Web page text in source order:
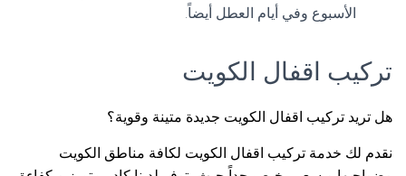
الأسبوع وفي أيام العطل أيضاً.
تركيب اقفال الكويت
هل تريد تركيب اقفال الكويت جديدة متينة وقوية؟
نقدم لك خدمة تركيب اقفال الكويت لكافة مناطق الكويت